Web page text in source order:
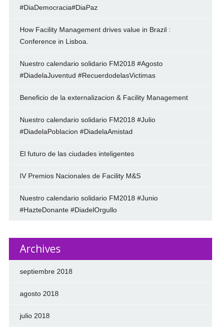
#DiaDemocracia#DiaPaz
How Facility Management drives value in Brazil :
Conference in Lisboa.
Nuestro calendario solidario FM2018 #Agosto
#DiadelaJuventud #RecuerdodelasVictimas
Beneficio de la externalizacion & Facility Management
Nuestro calendario solidario FM2018 #Julio
#DiadelaPoblacion #DiadelaAmistad
El futuro de las ciudades inteligentes
IV Premios Nacionales de Facility M&S
Nuestro calendario solidario FM2018 #Junio
#HazteDonante #DiadelOrgullo
Archives
septiembre 2018
agosto 2018
julio 2018